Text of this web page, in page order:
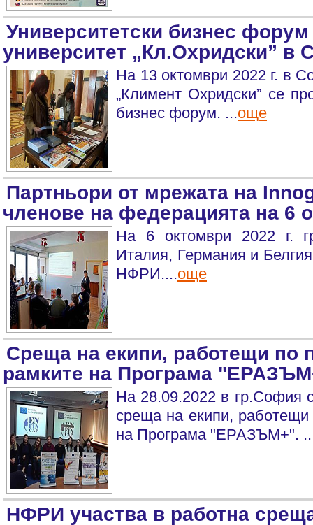
Университетски бизнес
университет „Кл.Охридски” в
На 13 октомври 2022 г. в
„Климент Охридски” се
бизнес форум. ...още
Партньори от мрежата на
членове на федерацията на 6
На 6 октомври 2022 г.
Италия, Германия и
НФРИ....още
Среща на екипи, работещи по
рамките на Програма
На 28.09.2022 в гр.София
среща на екипи, работещи
на Програма "ЕРАЗЪМ+".
НФРИ участва в работна